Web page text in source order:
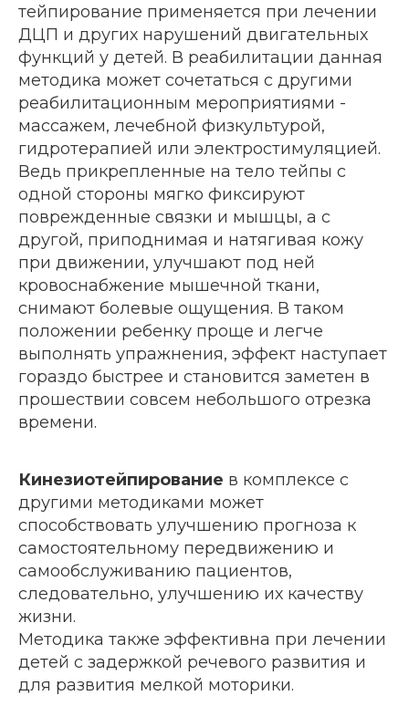
тейпирование применяется при лечении
ДЦП и других нарушений двигательных
функций у детей. В реабилитации данная
методика может сочетаться с другими
реабилитационным мероприятиями -
массажем, лечебной физкультурой,
гидротерапией или электростимуляцией.
Ведь прикрепленные на тело тейпы с
одной стороны мягко фиксируют
поврежденные связки и мышцы, а с
другой, приподнимая и натягивая кожу
при движении, улучшают под ней
кровоснабжение мышечной ткани,
снимают болевые ощущения. В таком
положении ребенку проще и легче
выполнять упражнения, эффект наступает
гораздо быстрее и становится заметен в
прошествии совсем небольшого отрезка
времени.
Кинезиотейпирование в комплексе с
другими методиками может
способствовать улучшению прогноза к
самостоятельному передвижению и
самообслуживанию пациентов,
следовательно, улучшению их качеству
жизни.
Методика также эффективна при лечении
детей с задержкой речевого развития и
для развития мелкой моторики.
Контакты